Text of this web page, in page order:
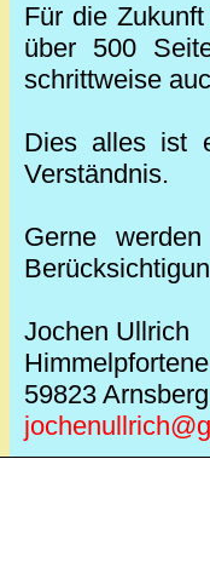
Für die
über 500
schrittweise
Dies alles ist
Verständnis.
Gerne
Jochen Ullrich
59823 Arnsberg